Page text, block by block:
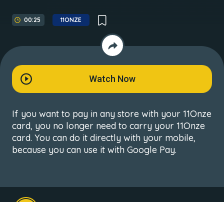
00:25 11ONZE
Watch Now
If you want to pay in any store with your 11Onze
card, you no longer need to carry your 11Onze
card. You can do it directly with your mobile,
because you can use it with Google Pay.